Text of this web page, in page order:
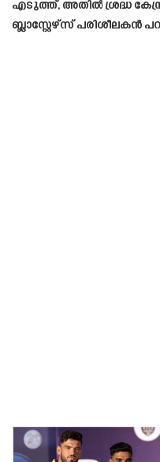
എടുത്ത്, അതിൽ ശ്രദ്ധ
ബ്ലാസ്റ്റേഴ്‌സ് പരിശീലകൻ